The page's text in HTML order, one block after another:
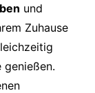
und
Zuhause